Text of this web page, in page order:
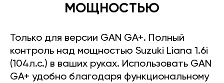
МОЩНОСТЬЮ
Только для версии GAN GA+. Полный
контроль над мощностью Suzuki Liana 1.6i
(104л.с.) в ваших руках. Использовать GAN
GA+ удобно благодаря функциональному